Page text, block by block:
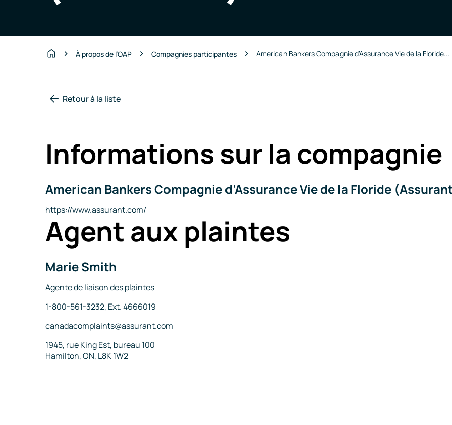
À propos de l’OAP Compagnies participantes American Bankers Compagnie d’Assurance Vie de la Floride...
Retour à la liste
Informations sur la compagnie
Nom
la
compagnie
American Bankers Compagnie d’Assurance Vie de la Floride
Site
Internet
https://www.assurant.com/
Agent aux plaintes
Nom
Marie Smith
Titre
Agente de liaison des plaintes
Téléphone
1-800-561-3232, Ext. 4666019
Courriel
canadacomplaints@assurant.com
Adresse
1945, rue King Est, bureau 100
Hamilton, ON, L8K 1W2